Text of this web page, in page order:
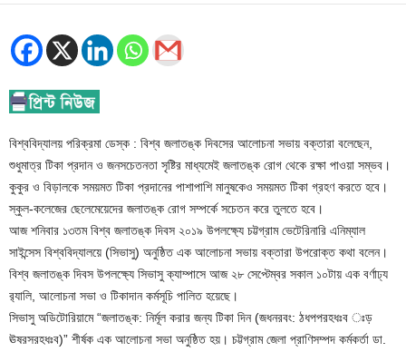
বিশ্ববিদ্যালয় পরিক্রমা ডেস্ক : বিশ্ব জলাতঙ্ক দিবসের আলোচনা সভায় বক্তারা বলেছেন,
শুধুমাত্র টিকা প্রদান ও জনসচেতনতা সৃষ্টির মাধ্যমেই জলাতঙ্ক রোগ থেকে রক্ষা পাওয়া সম্ভব।
কুকুর ও বিড়ালকে সময়মত টিকা প্রদানের পাশাপাশি মানুষকেও সময়মত টিকা গ্রহণ করতে হবে।
স্কুল-কলেজের ছেলেমেয়েদের জলাতঙ্ক রোগ সম্পর্কে সচেতন করে তুলতে হবে।
আজ শনিবার ১৩তম বিশ্ব জলাতঙ্ক দিবস ২০১৯ উপলক্ষ্যে চট্টগ্রাম ভেটেরিনারি এনিম্যাল
সাইন্সেস বিশ্ববিদ্যালয়ে (সিভাসু) অনুষ্ঠিত এক আলোচনা সভায় বক্তারা উপরোক্ত কথা বলেন।
বিশ্ব জলাতঙ্ক দিবস উপলক্ষ্যে সিভাসু ক্যাম্পাসে আজ ২৮ সেপ্টেম্বর সকাল ১০টায় এক বর্ণাঢ্য
র‌্যালি, আলোচনা সভা ও টিকাদান কর্মসূচি পালিত হয়েছে।
সিভাসু অডিটোরিয়ামে “জলাতঙ্ক: নির্মূল করার জন্য টিকা দিন (জধনরবং: ঠধপপরহধঃব ঃড়
ঊষরসরহধঃব)” শীর্ষক এক আলোচনা সভা অনুষ্ঠিত হয়। চট্টগ্রাম জেলা প্রাণিসম্পদ কর্মকর্তা ডা.